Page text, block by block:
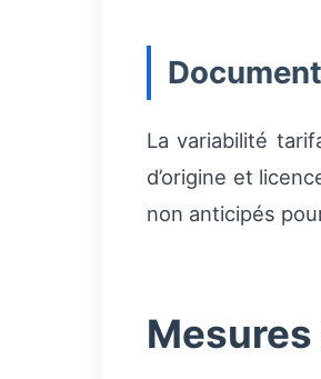
La variabilité
d’origine et
non anticipés